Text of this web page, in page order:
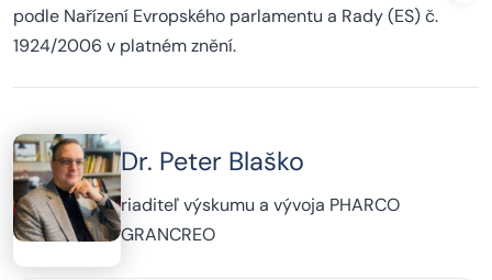
podle Nařízení Evropského parlamentu a Rady (ES) č.
1924/2006 v platném znění.
Dr. Peter Blaško
riaditeľ výskumu a vývoja PHARCO
GRANCREO